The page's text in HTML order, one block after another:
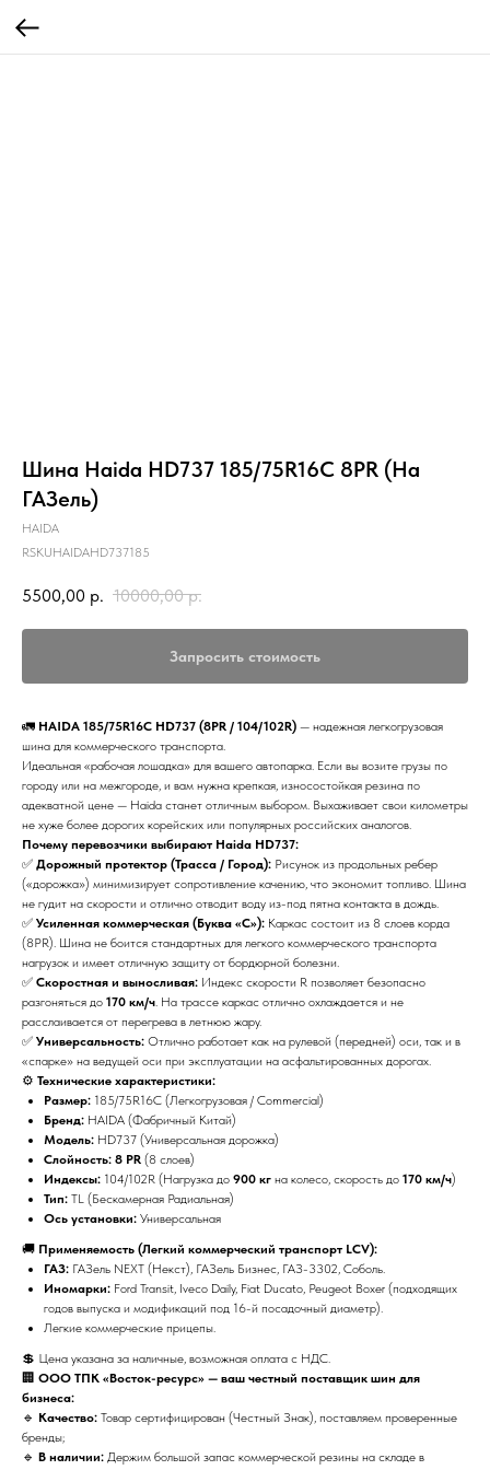
Шина Haida HD737 185/75R16C 8PR (На
ГАЗель)
HAIDA
RSKUHAIDAHD737185
5500,00 р. 10000,00 р.
Запросить стоимость
🚛 HAIDA 185/75R16C HD737 (8PR / 104/102R) — надежная легкогрузовая
шина для коммерческого транспорта.
Идеальная «рабочая лошадка» для вашего автопарка. Если вы возите грузы по
городу или на межгороде, и вам нужна крепкая, износостойкая резина по
адекватной цене — Haida станет отличным выбором. Выхаживает свои километры
не хуже более дорогих корейских или популярных российских аналогов.
Почему перевозчики выбирают Haida HD737:
✅ Дорожный протектор (Трасса / Город): Рисунок из продольных ребер
(«дорожка») минимизирует сопротивление качению, что экономит топливо. Шина
не гудит на скорости и отлично отводит воду из-под пятна контакта в дождь.
✅ Усиленная коммерческая (Буква «С»): Каркас состоит из 8 слоев корда
(8PR). Шина не боится стандартных для легкого коммерческого транспорта
нагрузок и имеет отличную защиту от бордюрной болезни.
✅ Скоростная и выносливая: Индекс скорости R позволяет безопасно
разгоняться до 170 км/ч. На трассе каркас отлично охлаждается и не
расслаивается от перегрева в летнюю жару.
✅ Универсальность: Отлично работает как на рулевой (передней) оси, так и в
«спарке» на ведущей оси при эксплуатации на асфальтированных дорогах.
⚙️ Технические характеристики:
Размер: 185/75R16C (Легкогрузовая / Commercial)
Бренд: HAIDA (Фабричный Китай)
Модель: HD737 (Универсальная дорожка)
Слойность: 8 PR (8 слоев)
Индексы: 104/102R (Нагрузка до 900 кг на колесо, скорость до 170 км/ч)
Тип: TL (Бескамерная Радиальная)
Ось установки: Универсальная
🚚 Применяемость (Легкий коммерческий транспорт LCV):
ГАЗ: ГАЗель NEXT (Некст), ГАЗель Бизнес, ГАЗ-3302, Соболь.
Иномарки: Ford Transit, Iveco Daily, Fiat Ducato, Peugeot Boxer (подходящих
годов выпуска и модификаций под 16-й посадочный диаметр).
Легкие коммерческие прицепы.
💲 Цена указана за наличные, возможная оплата с НДС.
🏢 ООО ТПК «Восток-ресурс» — ваш честный поставщик шин для
бизнеса:
🔹 Качество: Товар сертифицирован (Честный Знак), поставляем проверенные
бренды;
🔹 В наличии: Держим большой запас коммерческой резины на складе в